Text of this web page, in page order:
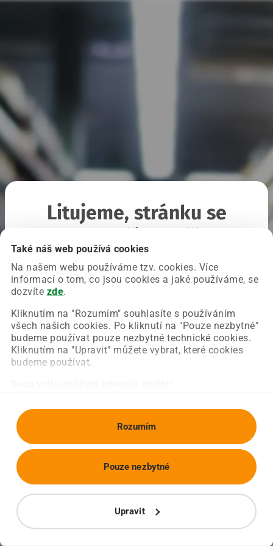
Také náš web používá cookies
Na našem webu používáme tzv. cookies. Více
informací o tom, co jsou cookies a jaké používáme, se
dozvíte zde.
Kliknutím na "Rozumím" souhlasíte s používáním
všech našich cookies. Po kliknutí na "Pouze nezbytné"
budeme používat pouze nezbytné technické cookies.
Kliknutím na "Upravit" můžete vybrat, které cookies
budeme používat.
Rozumím
Upravit
Pouze nezbytné
Litujeme, stránku se
Chyba nastala na naší straně a už ji opravujeme.
Zkuste prosím znovu načíst požadovanou stránku.
Obnovit stránku Úvodní strana